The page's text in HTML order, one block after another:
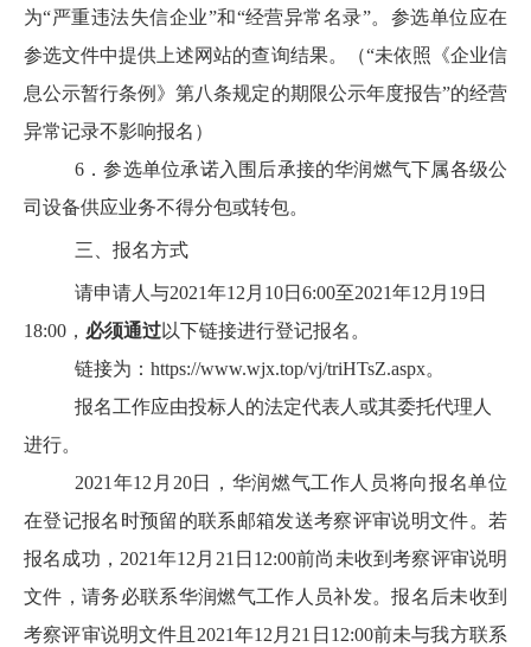
为“严重违法失信企业”和“经营异常名录”。参选单位应在
参选文件中提供上述网站的查询结果。（“未依照《企业信
息公示暂行条例》第八条规定的期限公示年度报告”的经营
异常记录不影响报名）
6．参选单位承诺入围后承接的华润燃气下属各级公
司设备供应业务不得分包或转包。
三、 报名方式
请申请人与2021年12 月 10日 6:00至2021年12 月 19日
18:00 ， 必须通过以下链接进行登记报名。
链接为： https://www.wjx.top/vj/triHTsZ.aspx。
报名工作应由投标人的法定代表人或其委托代理人
进行。
2021 年12 月 20日，华润燃气工作人员将向报名单位
在登记报名时预留的联系邮箱发送考察评审说明文件。若
报名成功， 2021年12 月 21 日 12:00前尚未收到考察评审说明
文件，请务必联系华润燃气工作人员补发。报名后未收到
考察评审说明文件且 2021年12 月 21 日 12:00前未与我方联系